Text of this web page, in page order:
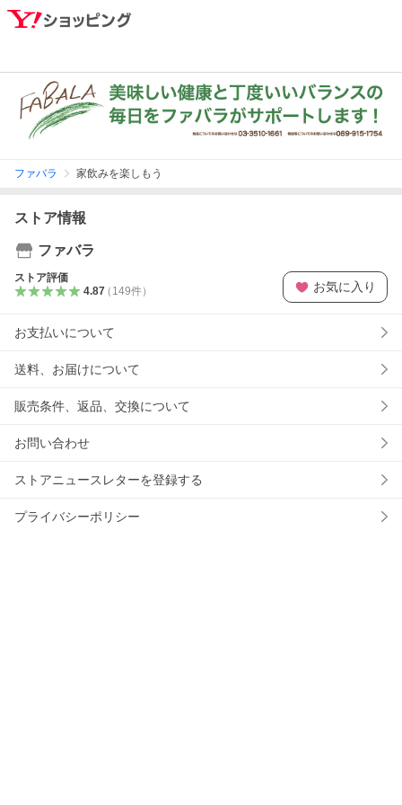
ファバラ 家飲みを楽しもう
ストア情報
ファバラ
ストア評価
4.87（ 149件） お気に入り
お支払いについて
送料、お届けについて
販売条件、返品、交換について
お問い合わせ
ストアニュースレターを登録する
プライバシーポリシー